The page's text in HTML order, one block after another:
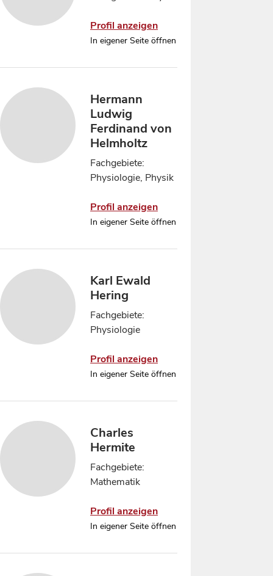
Profil anzeigen
In eigener Seite öffnen
Hermann
Ludwig
Ferdinand von
Helmholtz
Fachgebiete:
Physiologie, Physik
Profil anzeigen
In eigener Seite öffnen
Karl Ewald
Hering
Fachgebiete:
Physiologie
Profil anzeigen
In eigener Seite öffnen
Charles
Hermite
Fachgebiete:
Mathematik
Profil anzeigen
In eigener Seite öffnen